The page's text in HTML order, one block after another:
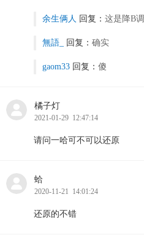
余生俩人 回复： 这是降B调
無語_ 回复： 确实
gaom33 回复： 傻
橘子灯
2021-01-29 12:47:14
请问一哈可不可以还原
蛤￼
2020-11-21 14:01:24
还原的不错